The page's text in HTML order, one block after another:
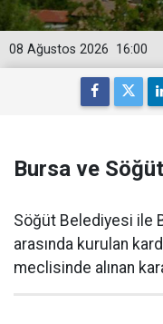
16:00
08 Ağustos 2026
Bursa ve
Söğüt Belediyesi ile
arasında kurulan
meclisinde alınan